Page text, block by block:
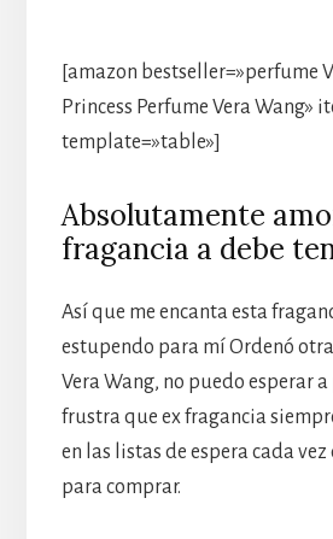
[amazon bestseller=»perfume
Princess Perfume Vera Wang»
template=»table»]
Absolutamente
fragancia a debe
Así que me encanta esta
estupendo para mí Ordenó
Vera Wang, no puedo esperar
frustra que ex fragancia
en las listas de espera cada
para comprar.